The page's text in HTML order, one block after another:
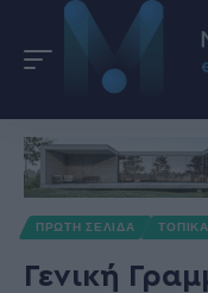
ΠΡΩΤΗ ΣΕΛΙΔΑ
Γενική